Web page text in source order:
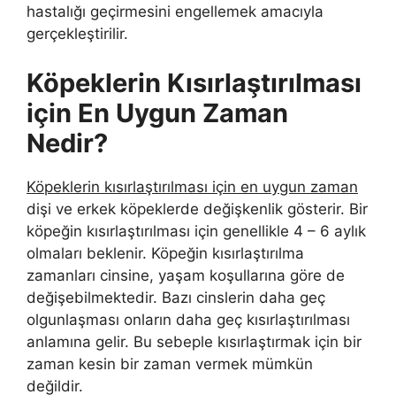
hastalığı geçirmesini engellemek amacıyla
gerçekleştirilir.
Köpeklerin Kısırlaştırılması
için En Uygun Zaman
Nedir?
Köpeklerin kısırlaştırılması için en uygun zaman
dişi ve erkek köpeklerde değişkenlik gösterir. Bir
köpeğin kısırlaştırılması için genellikle 4 – 6 aylık
olmaları beklenir. Köpeğin kısırlaştırılma
zamanları cinsine, yaşam koşullarına göre de
değişebilmektedir. Bazı cinslerin daha geç
olgunlaşması onların daha geç kısırlaştırılması
anlamına gelir. Bu sebeple kısırlaştırmak için bir
zaman kesin bir zaman vermek mümkün
değildir.